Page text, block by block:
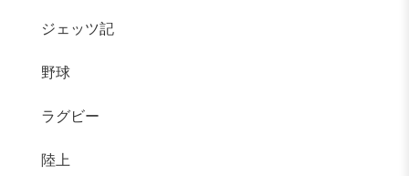
ジェッツ記
野球
ラグビー
陸上